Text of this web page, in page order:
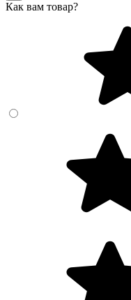
Как вам товар?